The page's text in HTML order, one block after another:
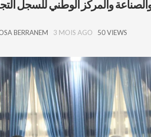
والصناعة والمركز الوطني للسجل
BERRANEM 3 MOIS AGO 50 VIEWS